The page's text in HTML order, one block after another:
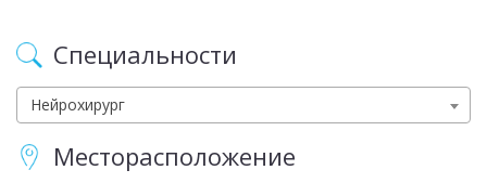
Специальности
Нейрохирург
Месторасположение